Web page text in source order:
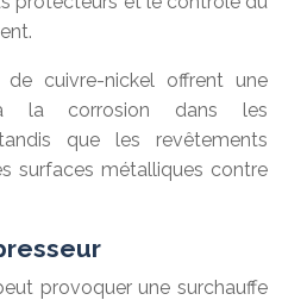
de cuivre-nickel offrent une
à la corrosion dans les
que les revêtements
surfaces métalliques contre
provoquer une surchauffe